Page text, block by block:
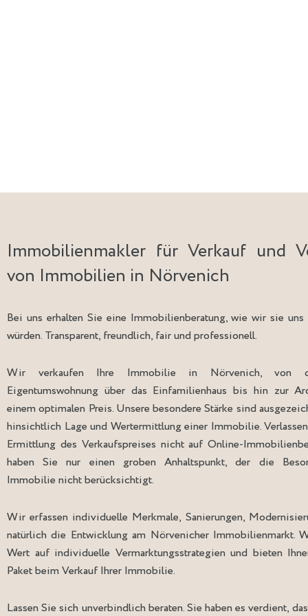
Immobilienmakler für Verkauf und
von Immobilien in Nörvenich
Bei uns erhalten Sie eine Immobilienberatung, wie wir sie uns
würden. Transparent, freundlich, fair und professionell.
Wir verkaufen Ihre Immobilie in Nörvenich, von
Eigentumswohnung über das Einfamilienhaus bis hin zur
einem optimalen Preis. Unsere besondere Stärke sind
hinsichtlich Lage und Wertermittlung einer Immobilie.
Ermittlung des Verkaufspreises nicht auf Online-
haben Sie nur einen groben Anhaltspunkt, der die
Immobilie nicht berücksichtigt.
Wir erfassen individuelle Merkmale, Sanierungen,
natürlich die Entwicklung am Nörvenicher Immobilienmarkt.
Wert auf individuelle Vermarktungsstrategien und bieten
Paket beim Verkauf Ihrer Immobilie.
Lassen Sie sich unverbindlich beraten. Sie haben es verdient,